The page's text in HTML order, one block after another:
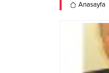
Anasayfa